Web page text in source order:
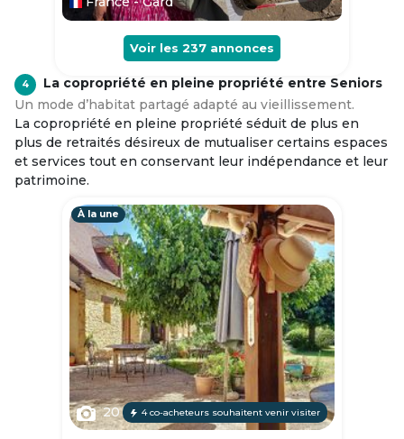
Voir les 237 annonces
4
La copropriété en pleine propriété entre Seniors
Un mode d’habitat partagé adapté au vieillissement.
La copropriété en pleine propriété séduit de plus en
plus de retraités désireux de mutualiser certains espaces
et services tout en conservant leur indépendance et leur
patrimoine.
À la une
20 4 co-acheteurs souhaitent venir visiter